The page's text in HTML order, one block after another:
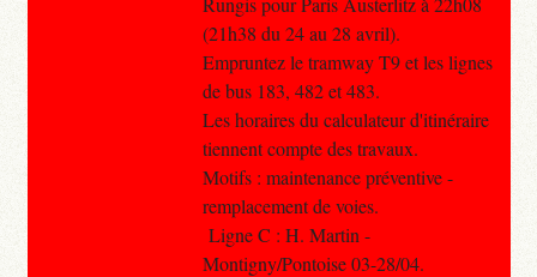
(21h38 du 24 au 28 avril).
Empruntez le tramway T9 et les lignes
de bus 183, 482 et 483.
Les horaires du calculateur d'itinéraire
tiennent compte des travaux.
Motifs : maintenance préventive -
remplacement de voies.
Ligne C : H. Martin -
Montigny/Pontoise 03-28/04.